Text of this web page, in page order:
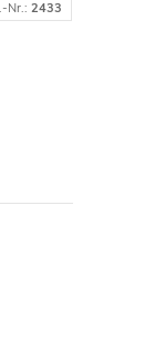
Nr.: 2433